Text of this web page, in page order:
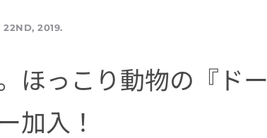
22ND, 2019.
ほっこり動物の『ドー
加入！